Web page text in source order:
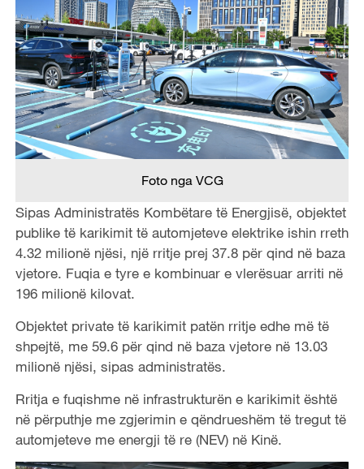
Foto nga VCG
Sipas Administratës Kombëtare të Energjisë, objektet
publike të karikimit të automjeteve elektrike ishin rreth
4.32 milionë njësi, një rritje prej 37.8 për qind në baza
vjetore. Fuqia e tyre e kombinuar e vlerësuar arriti në
196 milionë kilovat.
Objektet private të karikimit patën rritje edhe më të
shpejtë, me 59.6 për qind në baza vjetore në 13.03
milionë njësi, sipas administratës.
Rritja e fuqishme në infrastrukturën e karikimit është
në përputhje me zgjerimin e qëndrueshëm të tregut të
automjeteve me energji të re (NEV) në Kinë.